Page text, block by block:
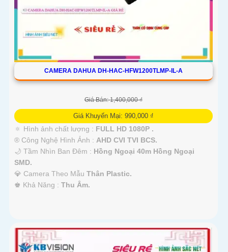
CAMERA DAHUA DH-HAC-HFW1200TLMP-IL-A
Giá Bán: 1,400,000 ₫
Giá Khuyến Mại: 990,000 ₫
🔅 Hình ảnh chất lượng : FULL HD 1080P .
®️ Công Nghệ Hình Ảnh : AHD CVI TVI BCS.
🌙 Tầm Nhìn Ban Đêm : Hồng Ngoại 40m Hồng Ngoại
SMD.
💎 Camera Theo Mẫu Thân Plastic.
️♚ Khả Năng : Thu Âm.